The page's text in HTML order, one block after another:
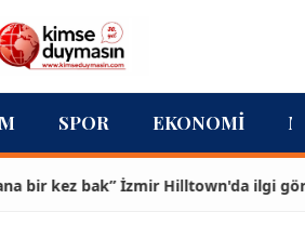
SPOR EKONOMI
kez bak” İzmir Hilltown'da ilgi